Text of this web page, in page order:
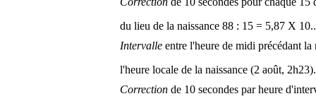
du lieu de la naissance 88 : 15 = 5,87 X
Intervalle entre l'heure de midi précédant la
l'heure locale de la naissance (2 août,
Correction de 10 secondes par heure